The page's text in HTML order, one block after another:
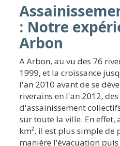
: Notre
Arbon
A Arbon, au vu des 76
1999, et la croissance
l'an 2010 avant de se
riverains en l'an 2012,
d'assainissement
sur toute la ville. En effet,
km², il est plus simple de
manière l'évacuation